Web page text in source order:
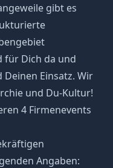
gibt es
für Dich da und
Einsatz. Wir
und Du-Kultur!
4 Firmenevents
Angaben: